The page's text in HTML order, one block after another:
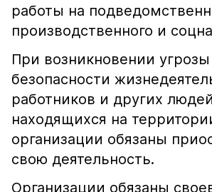
работы на
производственного и
При возникновении угрозы
безопасности
работников и других
находящихся на
организации обязаны
свою деятельность.
Организации обязаны